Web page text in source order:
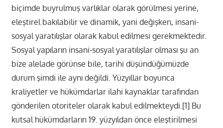
biçimde buyrulmuş varlıklar olarak görülmesi yerine,
eleştirel bakılabilir ve dinamik, yani değişken, insani-
sosyal yaratılışlar olarak kabul edilmesi gerekmektedir.
Sosyal yapıların insani-sosyal yaratılışlar olması şu an
bize alelade görünse bile, tarihi düşündüğümüzde
durum şimdi ile aynı değildi. Yüzyıllar boyunca
kraliyetler ve hükümdarlar ilahi kaynaklar tarafından
gönderilen otoriteler olarak kabul edilmekteydi.[1] Bu
kutsal hükümdarların 19. yüzyıldan önce eleştirilmesi